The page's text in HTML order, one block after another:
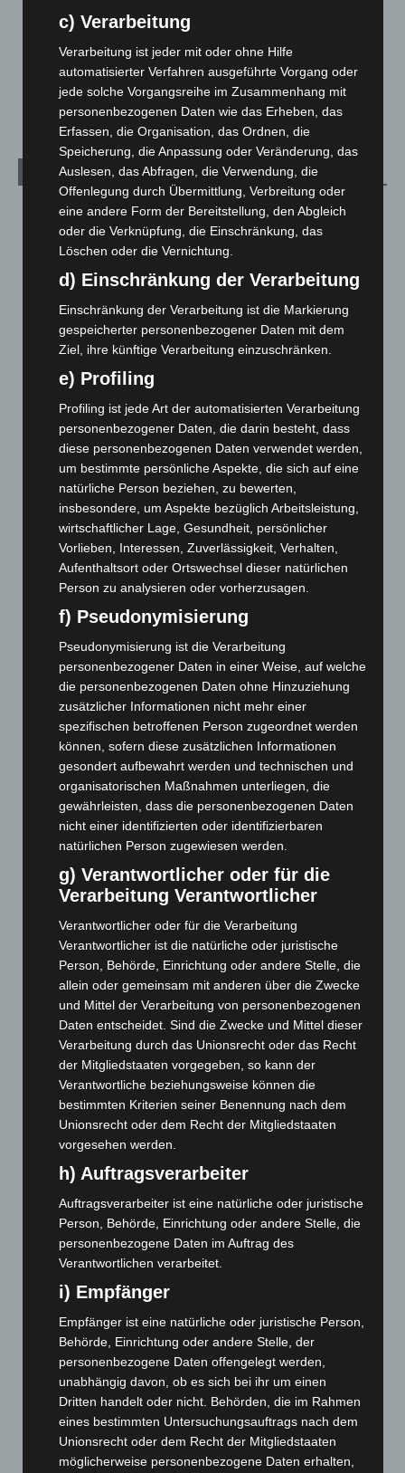
Menschen
Über uns
Veranstaltungen
1.887
1.269
Archiv
August 2026(11)
Juli 2026(73)
Mai 2026
April 2026(99)
März 2026(115)
Februar 2026(109)
Januar 2026
(122)
Dezember 2025(103)
November 2025(114)
Oktober 2025(112)
September 2025(93)
August 2025(90)
Juli 2025(90)
Juni 2025(103)
Mai 2025(112)
April 2025(88)
März 2025(111)
Februar 2025(96)
Januar 2025(88)
Dezember 2024(89)
November 2024(94)
Oktober 2024(93)
September 2024(112)
August 2024
Juli 2024(89)
Juni 2024
(107)
Mai 2024(149)
April 2024(102)
März 2024(103)
Februar 2024(103)
Januar 2024(111)
Dezember 2023(130)
November 2023 (130)
Oktober 2023(114)
September 2023
August 2023
(134)
Juli 2023
(118)
Juni 2023(142)
Mai 2023(139)
April 2023(155)
März 2023(174)
Februar 2023(154)
Januar 2023(140)
Dezember 2022(130)
November 2022 (167)
Oktober 2022(166)
c) Verarbeitung
Verarbeitung ist jeder mit oder ohne Hilfe
automatisierter Verfahren ausgeführte Vorgang oder
jede solche Vorgangsreihe im Zusammenhang mit
personenbezogenen Daten wie das Erheben, das
Erfassen, die Organisation, das Ordnen, die
Speicherung, die Anpassung oder Veränderung, das
Auslesen, das Abfragen, die Verwendung, die
Offenlegung durch Übermittlung, Verbreitung oder
eine andere Form der Bereitstellung, den Abgleich
oder die Verknüpfung, die Einschränkung, das
Löschen oder die Vernichtung.
d) Einschränkung der Verarbeitung
Einschränkung der Verarbeitung ist die Markierung
gespeicherter personenbezogener Daten mit dem
Ziel, ihre künftige Verarbeitung einzuschränken.
e) Profiling
Profiling ist jede Art der automatisierten Verarbeitung
personenbezogener Daten, die darin besteht, dass
diese personenbezogenen Daten verwendet werden,
um bestimmte persönliche Aspekte, die sich auf eine
natürliche Person beziehen, zu bewerten,
insbesondere, um Aspekte bezüglich Arbeitsleistung,
wirtschaftlicher Lage, Gesundheit, persönlicher
Vorlieben, Interessen, Zuverlässigkeit, Verhalten,
Aufenthaltsort oder Ortswechsel dieser natürlichen
Person zu analysieren oder vorherzusagen.
f) Pseudonymisierung
Pseudonymisierung ist die Verarbeitung
personenbezogener Daten in einer Weise, auf welche
die personenbezogenen Daten ohne Hinzuziehung
zusätzlicher Informationen nicht mehr einer
spezifischen betroffenen Person zugeordnet werden
können, sofern diese zusätzlichen Informationen
gesondert aufbewahrt werden und technischen und
organisatorischen Maßnahmen unterliegen, die
gewährleisten, dass die personenbezogenen Daten
nicht einer identifizierten oder identifizierbaren
natürlichen Person zugewiesen werden.
g) Verantwortlicher oder für die
Verarbeitung Verantwortlicher
Verantwortlicher oder für die Verarbeitung
Verantwortlicher ist die natürliche oder juristische
Person, Behörde, Einrichtung oder andere Stelle, die
allein oder gemeinsam mit anderen über die Zwecke
und Mittel der Verarbeitung von personenbezogenen
Daten entscheidet. Sind die Zwecke und Mittel dieser
Verarbeitung durch das Unionsrecht oder das Recht
der Mitgliedstaaten vorgegeben, so kann der
Verantwortliche beziehungsweise können die
bestimmten Kriterien seiner Benennung nach dem
Unionsrecht oder dem Recht der Mitgliedstaaten
vorgesehen werden.
h) Auftragsverarbeiter
Auftragsverarbeiter ist eine natürliche oder juristische
Person, Behörde, Einrichtung oder andere Stelle, die
personenbezogene Daten im Auftrag des
Verantwortlichen verarbeitet.
i) Empfänger
Empfänger ist eine natürliche oder juristische Person,
Behörde, Einrichtung oder andere Stelle, der
personenbezogene Daten offengelegt werden,
unabhängig davon, ob es sich bei ihr um einen
Dritten handelt oder nicht. Behörden, die im Rahmen
eines bestimmten Untersuchungsauftrags nach dem
Unionsrecht oder dem Recht der Mitgliedstaaten
möglicherweise personenbezogene Daten erhalten,